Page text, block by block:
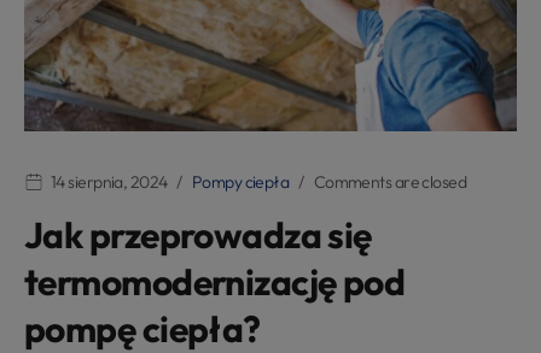
14 sierpnia, 2024 Pompy ciepła Comments are closed
Jak przeprowadza się
termomodernizację pod
pompę ciepła?